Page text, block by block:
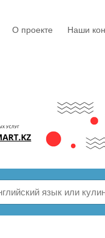
О проекте Наши